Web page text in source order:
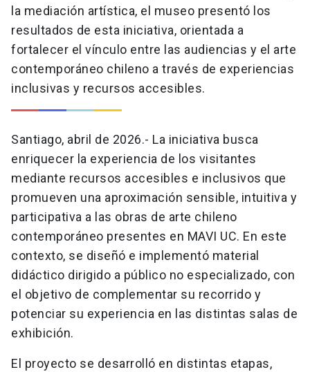
la mediación artística, el museo presentó los
resultados de esta iniciativa, orientada a
fortalecer el vínculo entre las audiencias y el arte
contemporáneo chileno a través de experiencias
inclusivas y recursos accesibles.
Santiago, abril de 2026.- La iniciativa busca
enriquecer la experiencia de los visitantes
mediante recursos accesibles e inclusivos que
promueven una aproximación sensible, intuitiva y
participativa a las obras de arte chileno
contemporáneo presentes en MAVI UC. En este
contexto, se diseñó e implementó material
didáctico dirigido a público no especializado, con
el objetivo de complementar su recorrido y
potenciar su experiencia en las distintas salas de
exhibición.
El proyecto se desarrolló en distintas etapas,